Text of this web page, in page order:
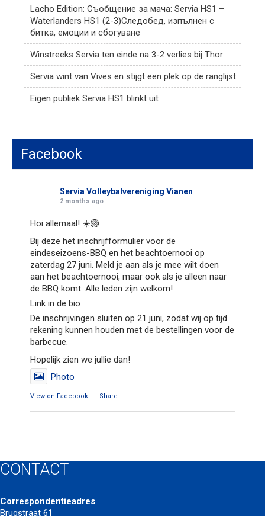
Lacho Edition: Съобщение за мача: Servia HS1 –
Waterlanders HS1 (2-3)Следобед, изпълнен с
битка, емоции и сбогуване
Winstreeks Servia ten einde na 3-2 verlies bij Thor
Servia wint van Vives en stijgt een plek op de ranglijst
Eigen publiek Servia HS1 blinkt uit
Facebook
Servia Volleybalvereniging Vianen
2 months ago
Hoi allemaal! ☀️🏐
Bij deze het inschrijfformulier voor de
eindeseizoens-BBQ en het beachtoernooi op
zaterdag 27 juni. Meld je aan als je mee wilt doen
aan het beachtoernooi, maar ook als je alleen naar
de BBQ komt. Alle leden zijn welkom!
Link in de bio
De inschrijvingen sluiten op 21 juni, zodat wij op tijd
rekening kunnen houden met de bestellingen voor de
barbecue.
Hopelijk zien we jullie dan!
Photo
View on Facebook · Share
*Save the date, 27 juni!!*
Hey allemaal, inmiddels zijn we al weer een beetje
seizoen. Als afsluiter wordt weer het jaarlijks
beachtoernooi georganiseerd en aansluitend de
CONTACT
Correspondentieadres
Brugstraat 61